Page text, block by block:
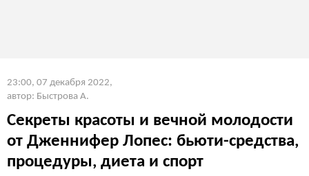
23:00, 07 декабря 2022,
автор: Быстрова А.
Секреты красоты и вечной молодости
от Дженнифер Лопес: бьюти-средства,
процедуры, диета и спорт